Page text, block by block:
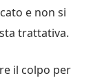
e non si
trattativa.
il colpo per